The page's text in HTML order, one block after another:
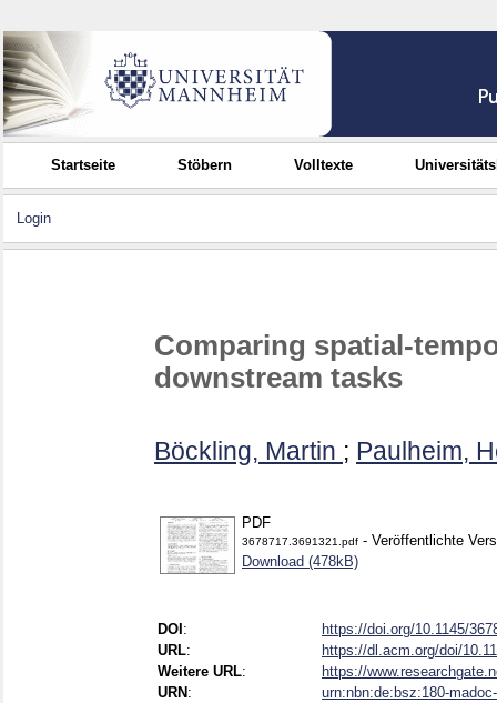
Startseite Stöbern Volltexte
Login
Comparing spatial-
downstream tasks
Böckling, Martin ; Paulheim,
PDF
3678717.3691321.pdf - Veröffentlichte
Download (478kB)
DOI :
https://doi.org/10.1145/
URL:
https://dl.acm.org/doi/
Weitere URL:
https://
URN :
urn:nbn:de:bsz:180-